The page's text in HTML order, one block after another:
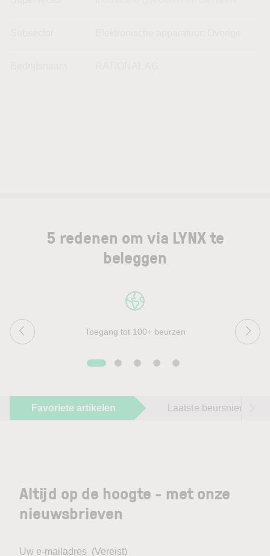
5 redenen om via LYNX te
beleggen
Toegang tot 100+ beurzen
Favoriete artikelen Laatste beursnieuws
Altijd op de hoogte - met onze
nieuwsbrieven
Uw e-mailadres (Vereist)